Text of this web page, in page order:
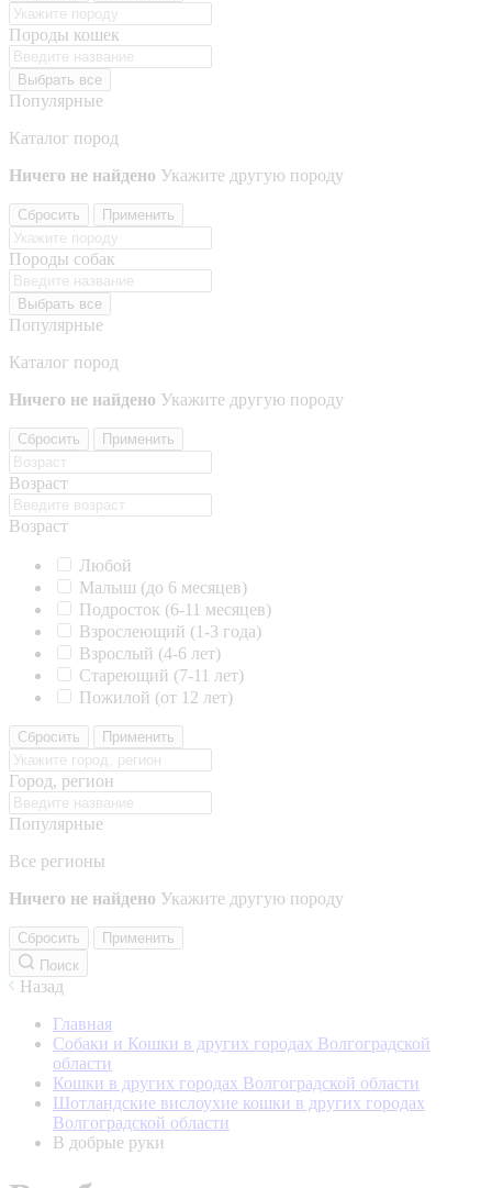
Породы кошек
Выбрать все
Популярные
Каталог пород
Ничего не найдено Укажите другую породу
Сбросить Применить
Породы собак
Выбрать все
Популярные
Каталог пород
Ничего не найдено Укажите другую породу
Сбросить Применить
Возраст
Возраст
Любой
Малыш (до 6 месяцев)
Подросток (6-11 месяцев)
Взрослеющий (1-3 года)
Взрослый (4-6 лет)
Стареющий (7-11 лет)
Пожилой (от 12 лет)
Сбросить Применить
Город, регион
Популярные
Все регионы
Ничего не найдено Укажите другую породу
Сбросить
Применить
Поиск
Назад
Главная
Собаки и Кошки в других городах Волгоградской
области
Кошки в других городах Волгоградской области
Шотландские вислоухие кошки в других городах
Волгоградской области
В добрые руки